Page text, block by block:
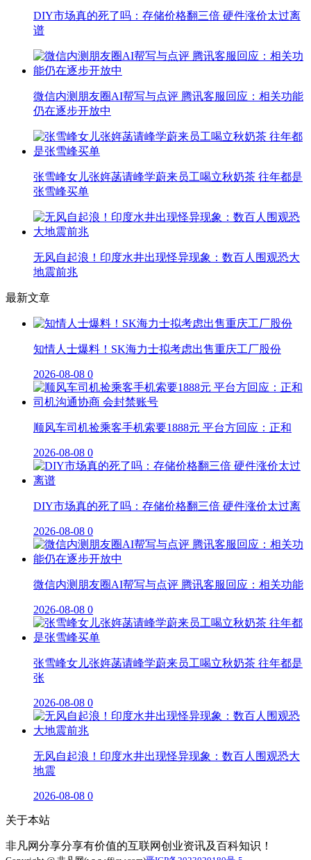
DIY市场真的死了吗：存储价格翻三倍 硬件涨价太过离
谱
微信内测朋友圈AI帮写与点评 腾讯客服回应：相关功能
仍在逐步开放中
张雪峰女儿张姩菡请峰学蔚来员工喝立秋奶茶 往年都是
张雪峰买单
无风自起浪！印度水井出现怪异现象：数百人围观恐大
地震前兆
最新文章
知情人士爆料！SK海力士拟考虑出售重庆工厂股份
2026-08-08 0
顺风车司机捡乘客手机索要1888元 平台方回应：正和
2026-08-08 0
DIY市场真的死了吗：存储价格翻三倍 硬件涨价太过离
2026-08-08 0
微信内测朋友圈AI帮写与点评 腾讯客服回应：相关功能
2026-08-08 0
张雪峰女儿张姩菡请峰学蔚来员工喝立秋奶茶 往年都是
张
2026-08-08 0
无风自起浪！印度水井出现怪异现象：数百人围观恐大
地震
2026-08-08 0
关于本站
非凡网分享分享有价值的互联网创业资讯及百科知识！